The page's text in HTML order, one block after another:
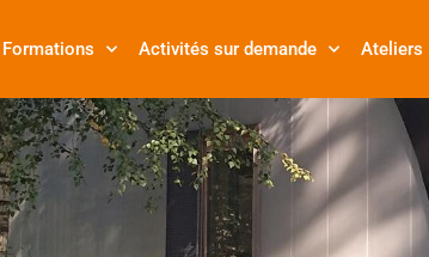
Formations Activités sur demande Ateliers